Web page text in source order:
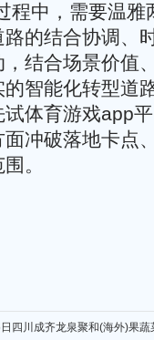
中，需要温雅
的结合协调、
结合场景价值
智能化转型道
体育游戏app
冲破落地卡点
。
四川成齐龙泉聚和(海外)果